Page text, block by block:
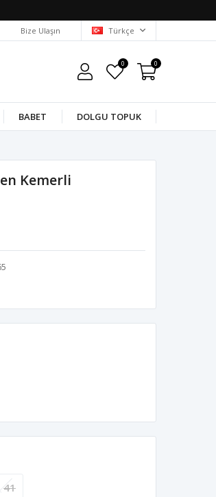
Bize Ulaşın Türkçe
0 0
BABET DOLGU TOPUK
Kemerli
41